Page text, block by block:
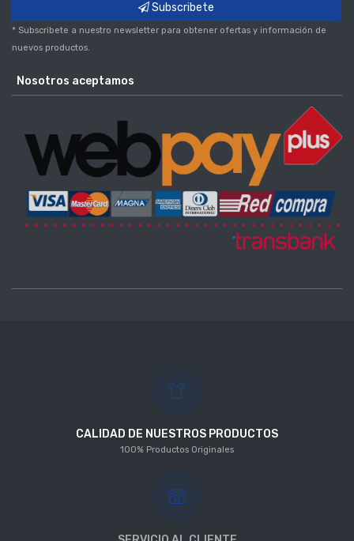
Subscribete
* Subscribete a nuestro newsletter para obtener ofertas y información de
nuevos productos.
Nosotros aceptamos
CALIDAD DE NUESTROS PRODUCTOS
100% Productos Originales